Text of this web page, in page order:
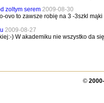
zoltym serem 2009-08-30
ovo to zawsze robię na 3 -3szkl
2009-08-27
) W akademiku nie wszystko da
©